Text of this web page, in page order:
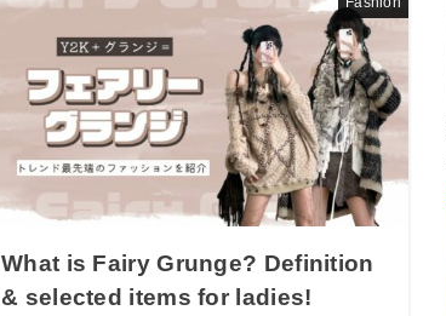
What is Fairy Grunge? Definition
& selected items for ladies!